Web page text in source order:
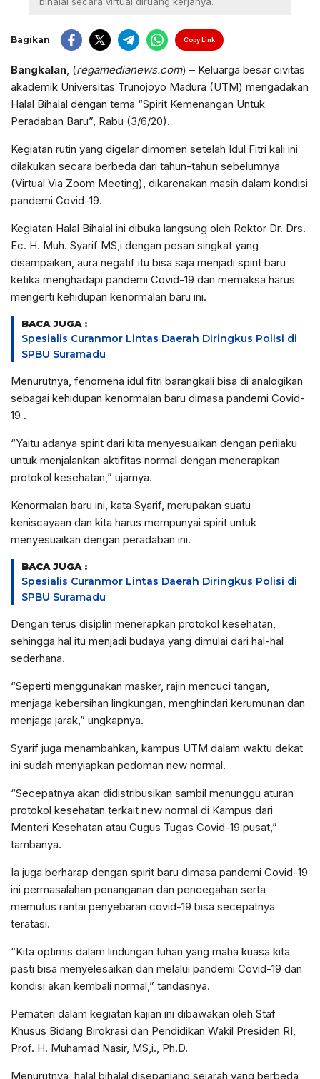
Bagikan Copy Link
Bangkalan , (regamedianews.com) – Keluarga besar civitas
akademik Universitas Trunojoyo Madura (UTM) mengadakan
Halal Bihalal dengan tema “Spirit Kemenangan Untuk
Peradaban Baru”, Rabu (3/6/20).
Kegiatan rutin yang digelar dimomen setelah Idul Fitri kali ini
dilakukan secara berbeda dari tahun-tahun sebelumnya
(Virtual Via Zoom Meeting), dikarenakan masih dalam kondisi
pandemi Covid-19.
Kegiatan Halal Bihalal ini dibuka langsung oleh Rektor Dr. Drs.
Ec. H. Muh. Syarif MS,i dengan pesan singkat yang
disampaikan, aura negatif itu bisa saja menjadi spirit baru
ketika menghadapi pandemi Covid-19 dan memaksa harus
mengerti kehidupan kenormalan baru ini.
BACA JUGA :
Spesialis Curanmor Lintas Daerah Diringkus Polisi di
SPBU Suramadu
Menurutnya, fenomena idul fitri barangkali bisa di analogikan
sebagai kehidupan kenormalan baru dimasa pandemi Covid-
19 .
“Yaitu adanya spirit dari kita menyesuaikan dengan perilaku
untuk menjalankan aktifitas normal dengan menerapkan
protokol kesehatan,” ujarnya.
Kenormalan baru ini, kata Syarif, merupakan suatu
keniscayaan dan kita harus mempunyai spirit untuk
menyesuaikan dengan peradaban ini.
BACA JUGA :
Spesialis Curanmor Lintas Daerah Diringkus Polisi di
SPBU Suramadu
Dengan terus disiplin menerapkan protokol kesehatan,
sehingga hal itu menjadi budaya yang dimulai dari hal-hal
sederhana.
“Seperti menggunakan masker, rajin mencuci tangan,
menjaga kebersihan lingkungan, menghindari kerumunan dan
menjaga jarak,” ungkapnya.
Syarif juga menambahkan, kampus UTM dalam waktu dekat
ini sudah menyiapkan pedoman new normal.
“Secepatnya akan didistribusikan sambil menunggu aturan
protokol kesehatan terkait new normal di Kampus dari
Menteri Kesehatan atau Gugus Tugas Covid-19 pusat,”
tambanya.
Ia juga berharap dengan spirit baru dimasa pandemi Covid-19
ini permasalahan penanganan dan pencegahan serta
memutus rantai penyebaran covid-19 bisa secepatnya
teratasi.
“Kita optimis dalam lindungan tuhan yang maha kuasa kita
pasti bisa menyelesaikan dan melalui pandemi Covid-19 dan
kondisi akan kembali normal,” tandasnya.
Pemateri dalam kegiatan kajian ini dibawakan oleh Staf
Khusus Bidang Birokrasi dan Pendidikan Wakil Presiden RI,
Prof. H. Muhamad Nasir, MS,i., Ph.D.
Menurutnya, halal bihalal disepanjang sejarah yang berbeda